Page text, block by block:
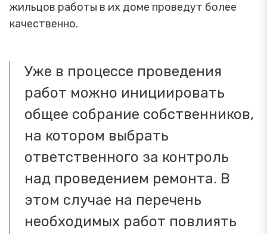
жильцов работы в их доме проведут более
качественно.
Уже в процессе проведения
работ можно инициировать
общее собрание собственников,
на котором выбрать
ответственного за контроль
над проведением ремонта. В
этом случае на перечень
необходимых работ повлиять